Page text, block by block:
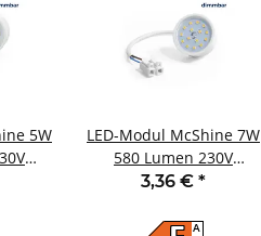
5W
LED-Modul McShine 7W
580 Lumen 230V
50x23mm warmweiß
3,36 € *
A